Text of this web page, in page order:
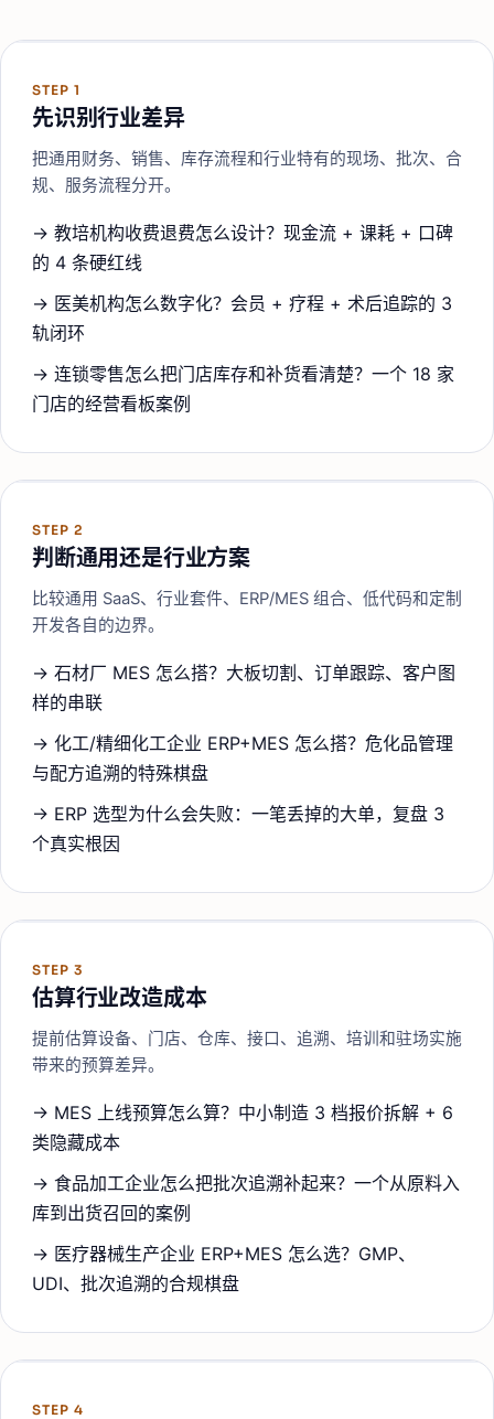
STEP 1
先识别行业差异
把通用财务、销售、库存流程和行业特有的现场、批次、合
规、服务流程分开。
→ 教培机构收费退费怎么设计？现金流 + 课耗 + 口碑
的 4 条硬红线
→ 医美机构怎么数字化？会员 + 疗程 + 术后追踪的 3
轨闭环
→ 连锁零售怎么把门店库存和补货看清楚？一个 18 家
门店的经营看板案例
STEP 2
判断通用还是行业方案
比较通用 SaaS、行业套件、ERP/MES 组合、低代码和定制
开发各自的边界。
→ 石材厂 MES 怎么搭？大板切割、订单跟踪、客户图
样的串联
→ 化工/精细化工企业 ERP+MES 怎么搭？危化品管理
与配方追溯的特殊棋盘
→ ERP 选型为什么会失败：一笔丢掉的大单，复盘 3
个真实根因
STEP 3
估算行业改造成本
提前估算设备、门店、仓库、接口、追溯、培训和驻场实施
带来的预算差异。
→ MES 上线预算怎么算？中小制造 3 档报价拆解 + 6
类隐藏成本
→ 食品加工企业怎么把批次追溯补起来？一个从原料入
库到出货召回的案例
→ 医疗器械生产企业 ERP+MES 怎么选？GMP、
UDI、批次追溯的合规棋盘
STEP 4